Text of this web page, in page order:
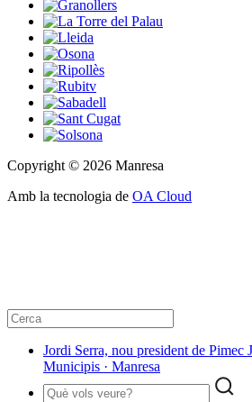
Copyright © 2026 Manresa
Amb la tecnologia de OA Cloud
Jordi Serra, nou president de Pimec
Municipis · Manresa